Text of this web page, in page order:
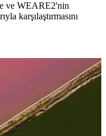
ve WEARE2'nin
karşılaştırmasını